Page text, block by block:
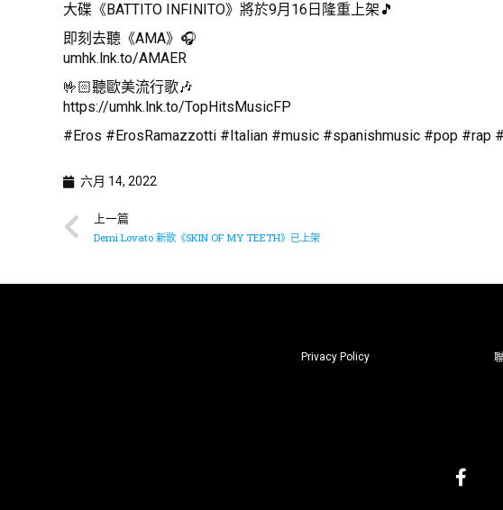
大碟《BATTITO INFINITO》將於9月16日隆重上架🎵
即刻去聽《AMA》🎧
umhk.lnk.to/AMAER
🤟🏻聽歐美流行歌🎶
https://umhk.lnk.to/TopHitsMusicFP
#Eros #ErosRamazzotti #Italian #music #spanishmusic #pop #rap
六月 14, 2022
上一篇
Demi Lovato 新歌《SKIN OF MY TEETH》已上架
Privacy Policy